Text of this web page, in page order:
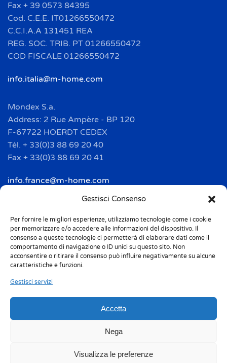
Gestisci Consenso
Per fornire le migliori esperienze, utilizziamo tecnologie come i cookie
per memorizzare e/o accedere alle informazioni del dispositivo. Il
consenso a queste tecnologie ci permetterà di elaborare dati come il
comportamento di navigazione o ID unici su questo sito. Non
acconsentire o ritirare il consenso può influire negativamente su alcune
caratteristiche e funzioni.
Gestisci servizi
Accetta
Nega
Visualizza le preferenze
Fax + 39 0573 84395
Cod. C.E.E. IT01266550472
C.C.I.A.A 131451 REA
REG. SOC. TRIB. PT 01266550472
COD FISCALE 01266550472
info.italia@m-home.com
Mondex S.a.
Address: 2 Rue Ampère - BP 120
F-67722 HOERDT CEDEX
Tél. + 33(0)3 88 69 20 40
Fax + 33(0)3 88 69 20 41
info.france@m-home.com
Address: Ctra de Girona, km. 101.5
E-17160 Angles (Girona)
Tel. + 34 9 72 42 32 50
Fax + 34 9 72 42 30 50
info.spain@m-home.com
Cookie Policy (UE)